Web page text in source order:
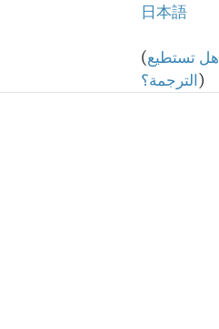
日本語
(هل تستطيع
الترجمة؟)